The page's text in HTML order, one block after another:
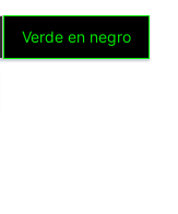
Verde en negro